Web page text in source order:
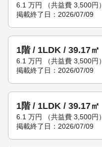
6.1 万円
（共益費 3,500円）
掲載終了日：2026/07/09
1階 / 1LDK / 39.17㎡
6.1 万円
（共益費 3,500円）
掲載終了日：2026/07/09
1階 / 1LDK / 39.17㎡
6.1 万円
（共益費 3,500円）
掲載終了日：2026/07/09